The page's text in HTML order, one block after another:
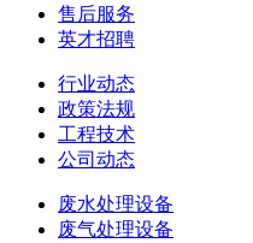
售后服务
英才招聘
行业动态
政策法规
工程技术
公司动态
废水处理设备
废气处理设备